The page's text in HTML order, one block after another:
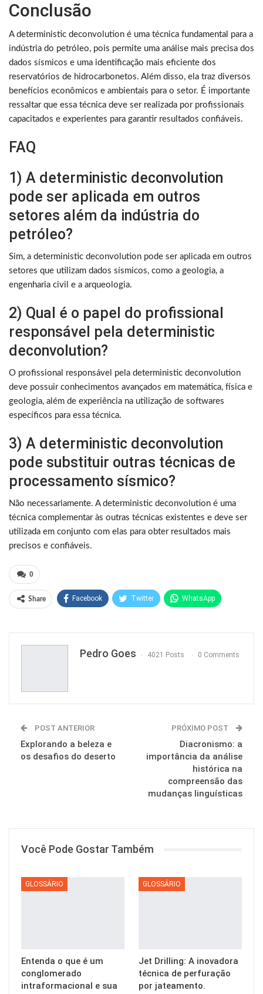
Conclusão
A deterministic deconvolution é uma técnica fundamental para a
indústria do petróleo, pois permite uma análise mais precisa dos
dados sísmicos e uma identificação mais eficiente dos
reservatórios de hidrocarbonetos. Além disso, ela traz diversos
benefícios econômicos e ambientais para o setor. É importante
ressaltar que essa técnica deve ser realizada por profissionais
capacitados e experientes para garantir resultados confiáveis.
FAQ
1) A deterministic deconvolution
pode ser aplicada em outros
setores além da indústria do
petróleo?
Sim, a deterministic deconvolution pode ser aplicada em outros
setores que utilizam dados sísmicos, como a geologia, a
engenharia civil e a arqueologia.
2) Qual é o papel do profissional
responsável pela deterministic
deconvolution?
O profissional responsável pela deterministic deconvolution
deve possuir conhecimentos avançados em matemática, física e
geologia, além de experiência na utilização de softwares
específicos para essa técnica.
3) A deterministic deconvolution
pode substituir outras técnicas de
processamento sísmico?
Não necessariamente. A deterministic deconvolution é uma
técnica complementar às outras técnicas existentes e deve ser
utilizada em conjunto com elas para obter resultados mais
precisos e confiáveis.
0
Share Facebook Twitter WhatsApp
Pedro Goes 4021 Posts 0 Comments
POST ANTERIOR
Explorando a beleza e
os desafios do deserto
PRÓXIMO POST
Diacronismo: a
importância da análise
histórica na
compreensão das
mudanças linguísticas
Você Pode Gostar Também
GLOSSÁRIO
Entenda o que é um
conglomerado
intraformacional e sua
GLOSSÁRIO
Jet Drilling: A inovadora
técnica de perfuração
por jateamento.